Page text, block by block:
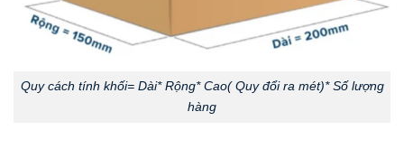
Quy cách tính khối= Dài* Rộng* Cao( Quy đổi ra mét)* Số lượng
hàng